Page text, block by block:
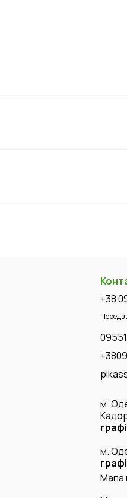
+38
м.
м.
Мапа